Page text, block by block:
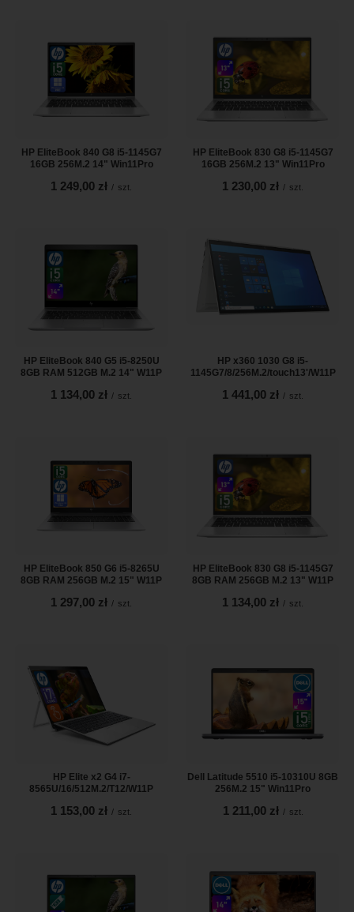
HP EliteBook 840 G8 i5-1145G7
16GB 256M.2 14" Win11Pro
1 249,00 zł / szt.
HP EliteBook 830 G8 i5-1145G7
16GB 256M.2 13" Win11Pro
1 230,00 zł / szt.
HP EliteBook 840 G5 i5-8250U
8GB RAM 512GB M.2 14" W11P
1 134,00 zł / szt.
HP x360 1030 G8 i5-
1145G7/8/256M.2/touch13'/W11P
1 441,00 zł / szt.
HP EliteBook 850 G6 i5-8265U
8GB RAM 256GB M.2 15" W11P
1 297,00 zł / szt.
HP EliteBook 830 G8 i5-1145G7
8GB RAM 256GB M.2 13" W11P
1 134,00 zł / szt.
HP Elite x2 G4 i7-
8565U/16/512M.2/T12/W11P
1 153,00 zł / szt.
Dell Latitude 5510 i5-10310U 8GB
256M.2 15" Win11Pro
1 211,00 zł / szt.